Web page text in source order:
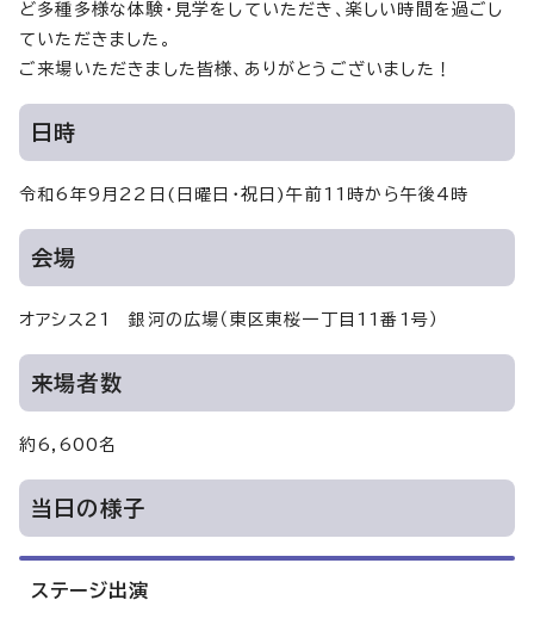
ど多種多様な体験・見学をしていただき、楽しい時間を過ごし
ていただきました。
ご来場いただきました皆様、ありがとうございました！
日時
令和6年9月22日(日曜日・祝日)午前11時から午後4時
会場
オアシス21 銀河の広場（東区東桜一丁目11番1号）
来場者数
約6,600名
当日の様子
ステージ出演